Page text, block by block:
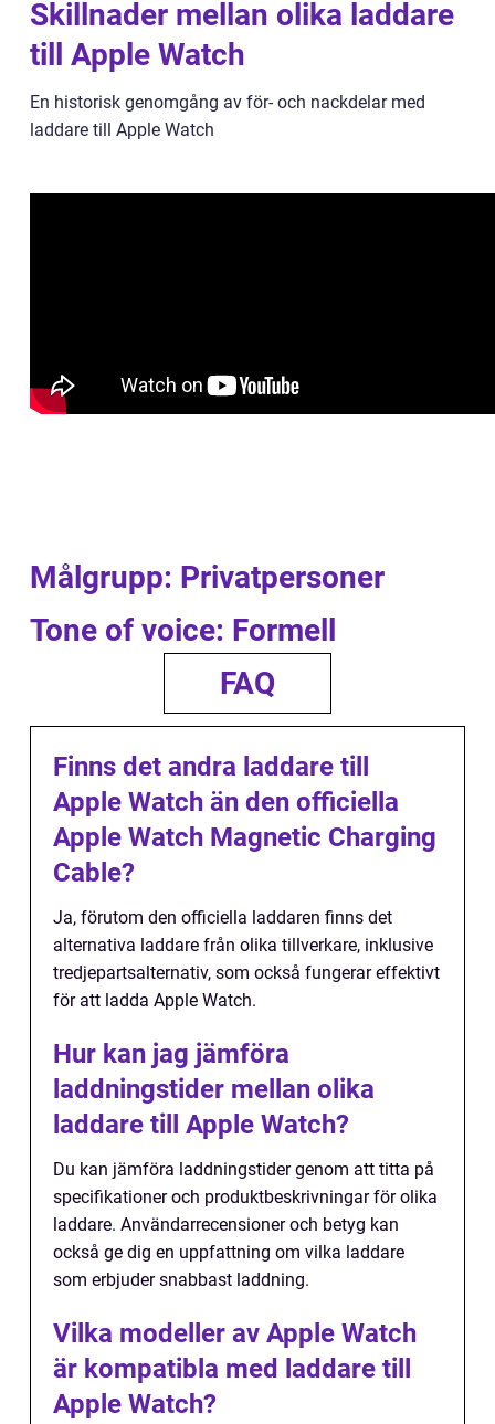
Skillnader mellan olika laddare
till Apple Watch
En historisk genomgång av för- och nackdelar med
laddare till Apple Watch
Målgrupp: Privatpersoner
Tone of voice: Formell
FAQ
Finns det andra laddare till
Apple Watch än den officiella
Apple Watch Magnetic Charging
Cable?
Ja, förutom den officiella laddaren finns det
alternativa laddare från olika tillverkare, inklusive
tredjepartsalternativ, som också fungerar effektivt
för att ladda Apple Watch.
Hur kan jag jämföra
laddningstider mellan olika
laddare till Apple Watch?
Du kan jämföra laddningstider genom att titta på
specifikationer och produktbeskrivningar för olika
laddare. Användarrecensioner och betyg kan
också ge dig en uppfattning om vilka laddare
som erbjuder snabbast laddning.
Vilka modeller av Apple Watch
är kompatibla med laddare till
Apple Watch?